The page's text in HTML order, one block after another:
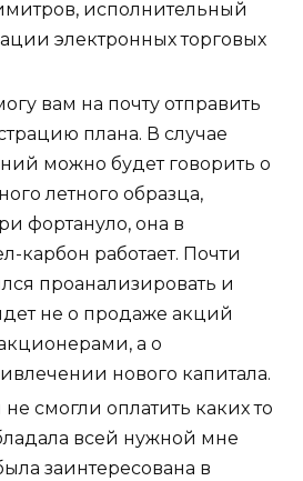
исполнительный
электронных торговых
вам на почту отправить
плана. В случае
можно будет говорить о
летного образца,
фортануло, она в
карбон работает. Почти
проанализировать и
не о продаже акций
а о
нового капитала.
смогли оплатить каких то
всей нужной мне
заинтересована в